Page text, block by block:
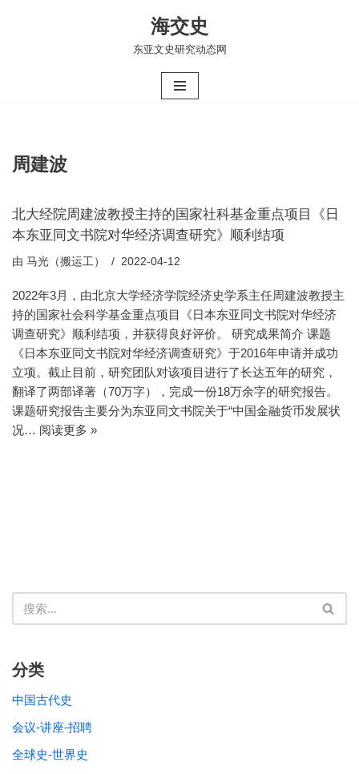
海交史
东亚文史研究动态网
周建波
北大经院周建波教授主持的国家社科基金重点项目《日
本东亚同文书院对华经济调查研究》顺利结项
由 马光（搬运工） 2022-04-12
2022年3月，由北京大学经济学院经济史学系主任周建波教授主
持的国家社会科学基金重点项目《日本东亚同文书院对华经济
调查研究》顺利结项，并获得良好评价。 研究成果简介 课题
《日本东亚同文书院对华经济调查研究》于2016年申请并成功
立项。截止目前，研究团队对该项目进行了长达五年的研究，
翻译了两部译著（70万字），完成一份18万余字的研究报告。
课题研究报告主要分为东亚同文书院关于“中国金融货币发展状
况… 阅读更多 »
分类
中国古代史
会议-讲座-招聘
全球史-世界史